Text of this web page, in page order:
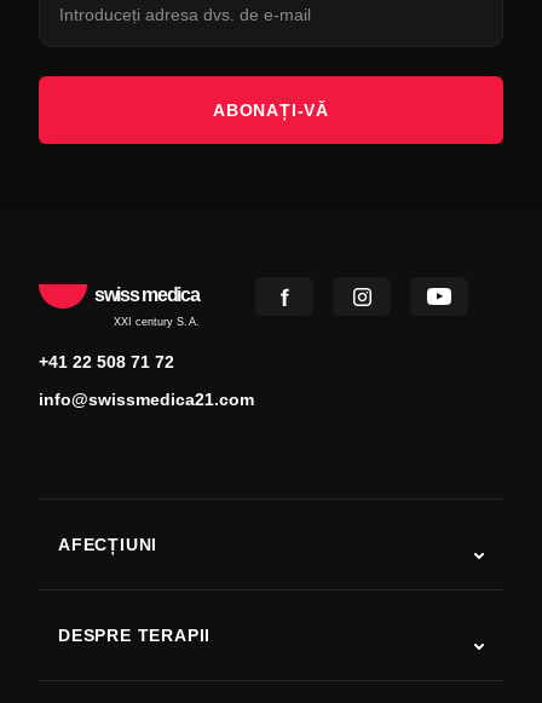
ABONAȚI-VĂ
swiss medica
XXI century S.A.
+41 22 508 71 72
info@swissmedica21.com
AFECȚIUNI
DESPRE TERAPII